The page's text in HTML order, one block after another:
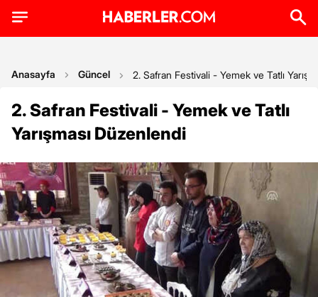
Anasayfa Güncel 2. Safran Festivali - Yemek ve Tatlı
2. Safran Festivali - Yemek ve Tatlı
Yarışması Düzenlendi